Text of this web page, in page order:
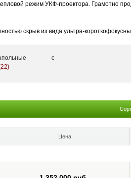
режим УКФ-проектора. Грамотно
скрыв из вида ультра-
включая уникальные ALR-экраны для
вверх). А помимо всего прочего – в
с
Цена